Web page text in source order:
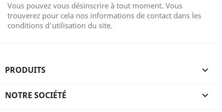
Vous pouvez vous désinscrire à tout moment. Vous
trouverez pour cela nos informations de contact dans les
conditions d'utilisation du site.
PRODUITS 
NOTRE SOCIÉTÉ 